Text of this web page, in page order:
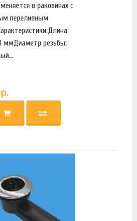
в раковинах с
переливным
ммДиаметр резьбы:
р.